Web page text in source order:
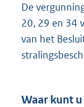
De
20, 29 en 34
van het
Waar kunt